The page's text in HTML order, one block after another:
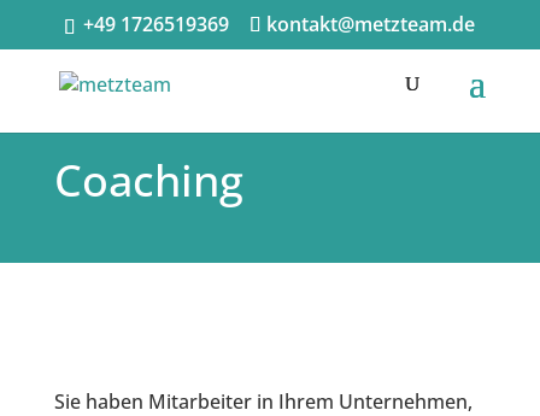
+49 1726519369 kontakt@metzteam.de
Coaching
Sie haben Mitarbeiter in Ihrem Unternehmen,